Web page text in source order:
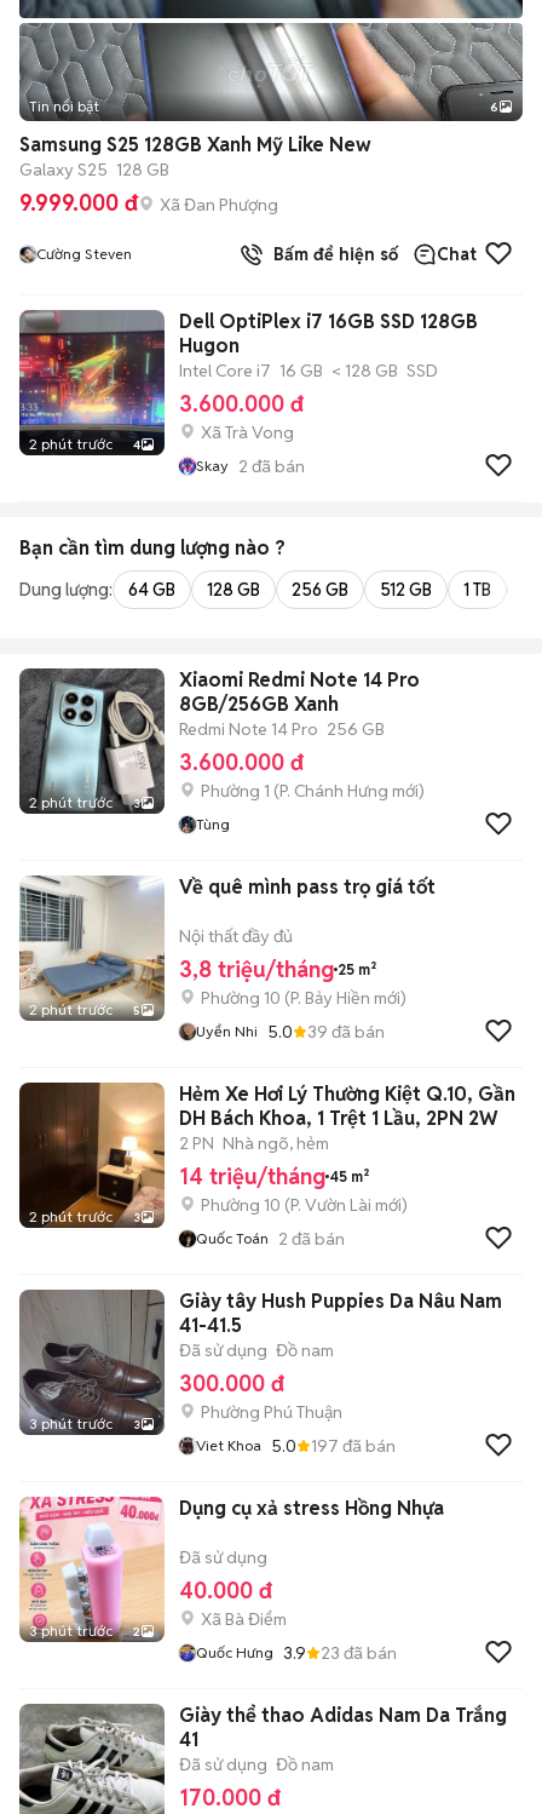
+2
Tin nổi bật 6
Samsung S25 128GB Xanh Mỹ Like New
Galaxy S25 128 GB
9.999.000 đ Xã Đan Phượng
Cường Steven Bấm để hiện số Chat
2 phút trước 4
Dell OptiPlex i7 16GB SSD 128GB
Hugon
Intel Core i7 16 GB < 128 GB SSD
3.600.000 đ
Xã Trà Vong
Skay 2 đã bán
Bạn cần tìm dung lượng nào ?
Dung lượng: 64 GB 128 GB 256 GB 512 GB 1 TB
2 phút trước 3
Xiaomi Redmi Note 14 Pro
8GB/256GB Xanh
Redmi Note 14 Pro 256 GB
3.600.000 đ
Phường 1 (P. Chánh Hưng mới)
Tùng
2 phút trước 5
Về quê mình pass trọ giá tốt
Nội thất đầy đủ
3,8 triệu/tháng 25 m²
Phường 10 (P. Bảy Hiền mới)
Uyển Nhi 5.0 39 đã bán
2 phút trước 3
Hẻm Xe Hơi Lý Thường Kiệt Q.10, Gần
DH Bách Khoa, 1 Trệt 1 Lầu, 2PN 2W
2 PN Nhà ngõ, hẻm
14 triệu/tháng 45 m²
Phường 10 (P. Vườn Lài mới)
Quốc Toán 2 đã bán
3 phút trước 3
Giày tây Hush Puppies Da Nâu Nam
41-41.5
Đã sử dụng Đồ nam
300.000 đ
Phường Phú Thuận
Viet Khoa 5.0 197 đã bán
3 phút trước 2
Dụng cụ xả stress Hồng Nhựa
Đã sử dụng
40.000 đ
Xã Bà Điểm
Quốc Hưng 3.9 23 đã bán
Giày thể thao Adidas Nam Da Trắng
41
Đã sử dụng Đồ nam
170.000 đ